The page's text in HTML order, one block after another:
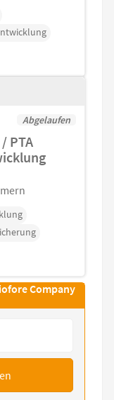
Abgelaufen
PTA
Company